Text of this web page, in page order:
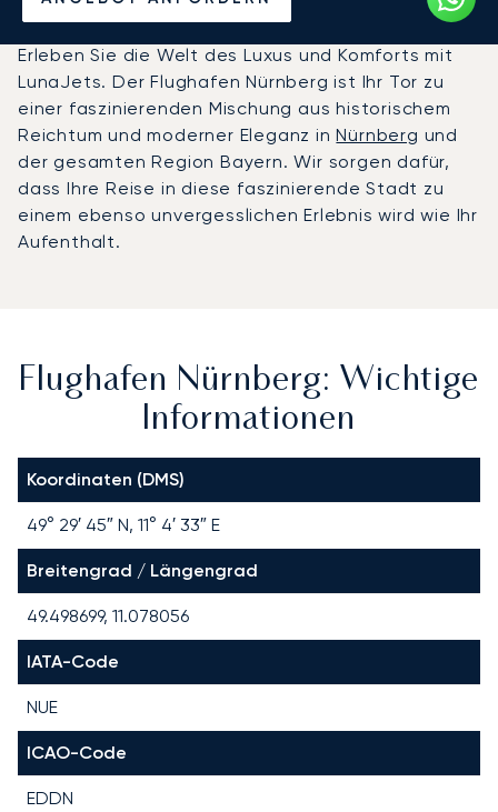
Flughafen Nürnberg
Erleben Sie die Welt des Luxus und Komforts mit
LunaJets. Der Flughafen Nürnberg ist Ihr Tor zu
einer faszinierenden Mischung aus historischem
Reichtum und moderner Eleganz inNürnberg und
der gesamten Region Bayern. Wir sorgen dafür,
dass Ihre Reise in diese faszinierende Stadt zu
einem ebenso unvergesslichen Erlebnis wird wie Ihr
Aufenthalt.
Flughafen Nürnberg: Wichtige
Informationen
Koordinaten (DMS)
49° 29′ 45″ N, 11° 4′ 33″ E
Breitengrad / Längengrad
49.498699, 11.078056
IATA-Code
NUE
ICAO-Code
EDDN